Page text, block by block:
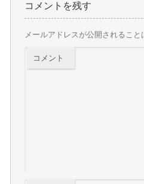
コメントを残す
メールアドレスが公開されること
コメント